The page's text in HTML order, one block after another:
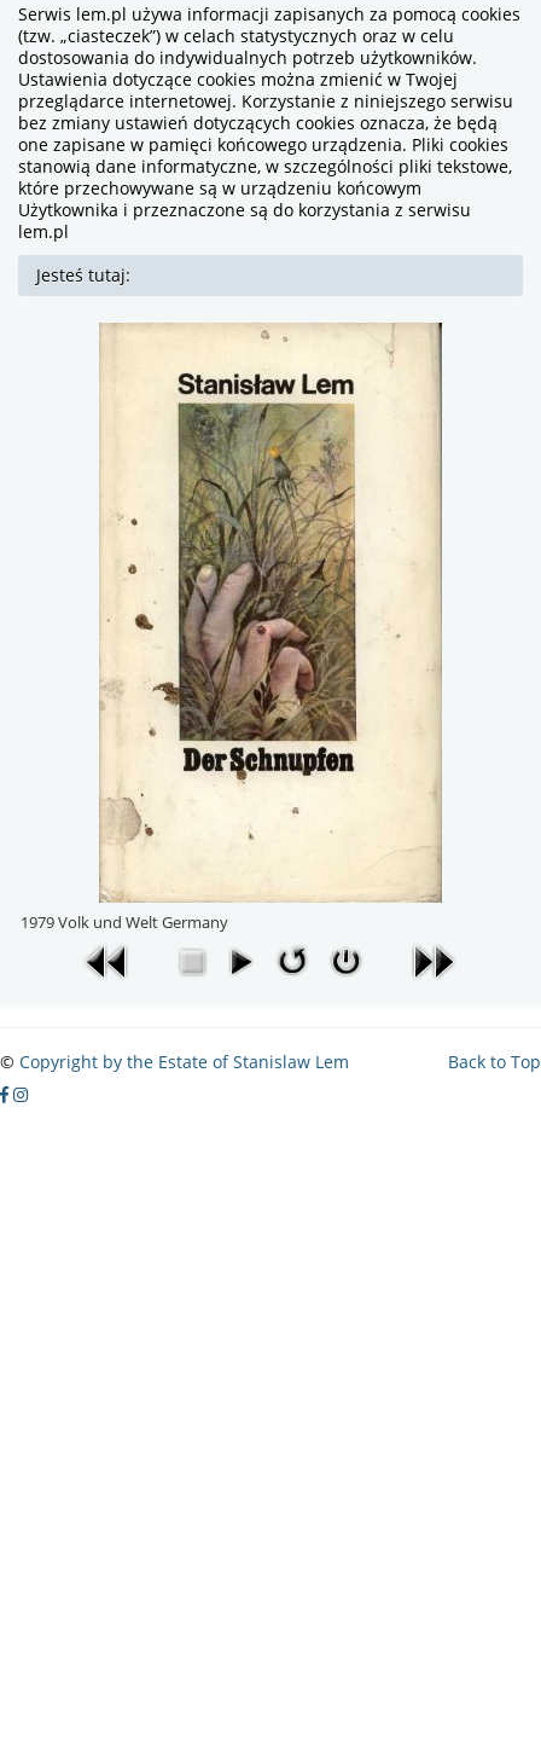
Serwis lem.pl używa informacji zapisanych za pomocą cookies
(tzw. „ciasteczek”) w celach statystycznych oraz w celu
dostosowania do indywidualnych potrzeb użytkowników.
Ustawienia dotyczące cookies można zmienić w Twojej
przeglądarce internetowej. Korzystanie z niniejszego serwisu
bez zmiany ustawień dotyczących cookies oznacza, że będą
one zapisane w pamięci końcowego urządzenia. Pliki cookies
stanowią dane informatyczne, w szczególności pliki tekstowe,
które przechowywane są w urządzeniu końcowym
Użytkownika i przeznaczone są do korzystania z serwisu
lem.pl
Jesteś tutaj:
1979 Volk und Welt Germany
Back to Top
© Copyright by the Estate of Stanislaw Lem